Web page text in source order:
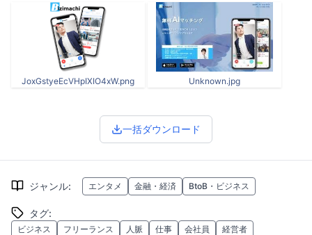
JoxGstyeEcVHpIXIO4xW.png Unknown.jpg
一括ダウンロード
ジャンル: エンタメ 金融・経済 BtoB・ビジネス
タグ:
ビジネス フリーランス 人脈 仕事 会社員 経営者